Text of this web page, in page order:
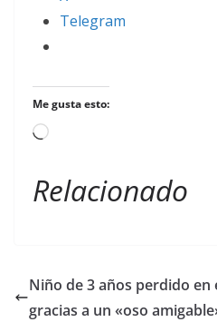
Telegram
Me gusta esto:
Cargando...
Relacionado
Niño de 3 años perdido
gracias a un «oso